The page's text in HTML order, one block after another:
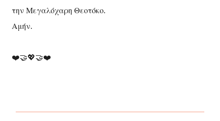
την Μεγαλόχαρη Θεοτόκο.
Αμήν.
❤️🤝💖🤝❤️